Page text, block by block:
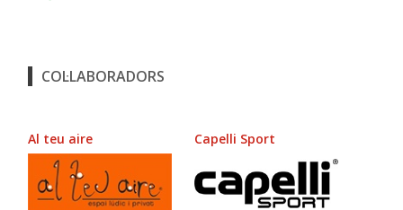
COL·LABORADORS
Al teu aire Capelli Sport